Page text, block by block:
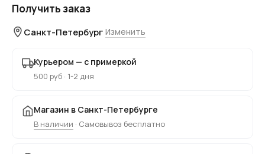
Получить заказ
Санкт-Петербург Изменить
Курьером — с примеркой
500 руб · 1-2 дня
Магазин в Санкт-Петербурге
В наличии · Самовывоз бесплатно